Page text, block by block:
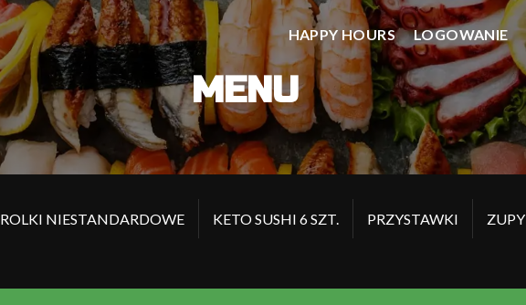
HAPPY HOURS LOGOWANIE
MENU
ROLKI NIESTANDARDOWE KETO SUSHI 6 SZT. PRZYSTAWKI ZUPY